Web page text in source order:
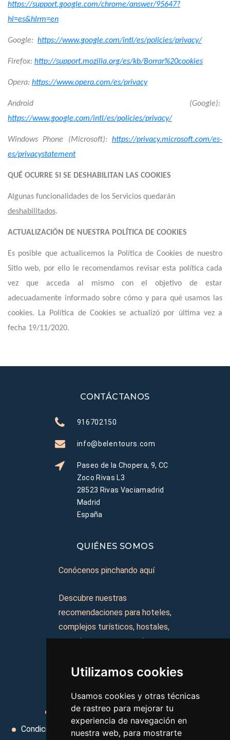
Utilizamos cookies
Usamos cookies y otras técnicas
de rastreo para mejorar tu
experiencia de navegación en
nuestra web, para mostrarte
https://support.google.com/chrome/answer/95647?
hl=es&hlrm=en
Google: https://www.google.com/intl/es/policies/privacy/
Firefox: http://support.mozilla.org/es/kb/Borrar%20cookies
Opera: https://www.opera.com/es/privacy
Android (Google):
https://www.google.com/intl/es/policies/privacy/
Windows Phone (Microsoft): https://privacy.microsoft.com/es-
es/privacystatement
QUÉ OCURRE SI SE DESHABILITAN LAS COOKIES
Algunas funcionalidades de los Servicios quedarán
deshabilitados.
ACTUALIZACIÓN DE NUESTRA POLÍTICA DE COOKIES
Es posible que actualicemos la Política de Cookies de nuestro
Sitio web, por ello le recomendamos revisar esta política cada
vez que acceda al mismo con el objetivo de estar
adecuadamente informado sobre cómo y para qué usamos las
cookies. La Política de Cookies se actualizó por última vez a
fecha 19/11/2020.
CONTÁCTANOS
916702150
info@belentours.com
Paseo de la Chopera, 9, CC
Zoco Rivas L3
28523 Rivas Vaciamadrid
Madrid
España
QUIÉNES SOMOS
Conócenos pinchando aquí
Descubre nuestras
recomendaciones para hoteles,
complejos turísticos, hostales,
vacaciones, paquetes de
Aviso legal
Condiciones de uso
Condiciones Generales
Ley de Viajes Combinados